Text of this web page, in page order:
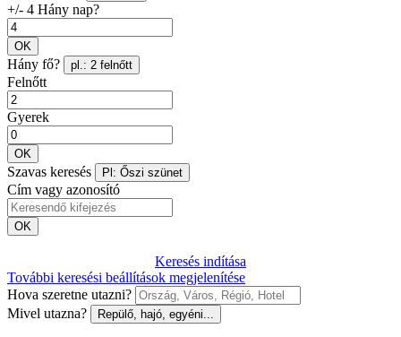
+/- 4 Hány nap?
OK
Hány fő? pl.: 2 felnőtt
Felnőtt
Gyerek
OK
Szavas keresés Pl: Őszi szünet
Cím vagy azonosító
OK
Keresés indítása
További keresési beállítások megjelenítése
Hova szeretne utazni?
Mivel utazna?
Repülő, hajó, egyéni...